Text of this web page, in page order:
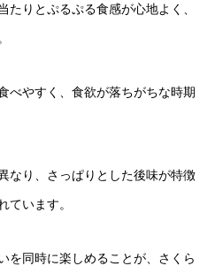
たりとぷるぷる食感が心地よく、
べやすく、食欲が落ちがちな時期
なり、さっぱりとした後味が特徴
ています。
を同時に楽しめることが、さくら